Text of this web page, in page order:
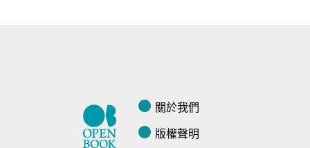
關於我們
版權聲明